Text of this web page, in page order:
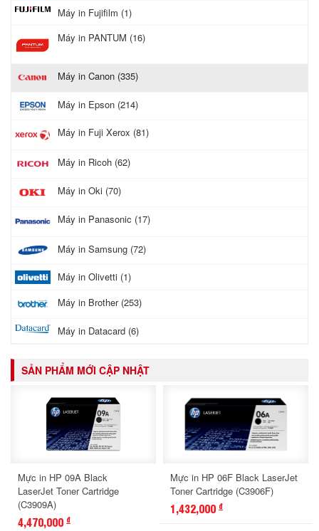
Máy in Fujifilm (1)
Máy in PANTUM (16)
Máy in Canon (335)
Máy in Epson (214)
Máy in Fuji Xerox (81)
Máy in Ricoh (62)
Máy in Oki (70)
Máy in Panasonic (17)
Máy in Samsung (72)
Máy in Olivetti (1)
Máy in Brother (253)
Máy in Datacard (6)
SẢN PHẨM MỚI CẬP NHẬT
Mực in HP 09A Black
LaserJet Toner Cartridge
(C3909A)
4,470,000 đ
Mực in HP 06F Black LaserJet
Toner Cartridge (C3906F)
1,432,000 đ